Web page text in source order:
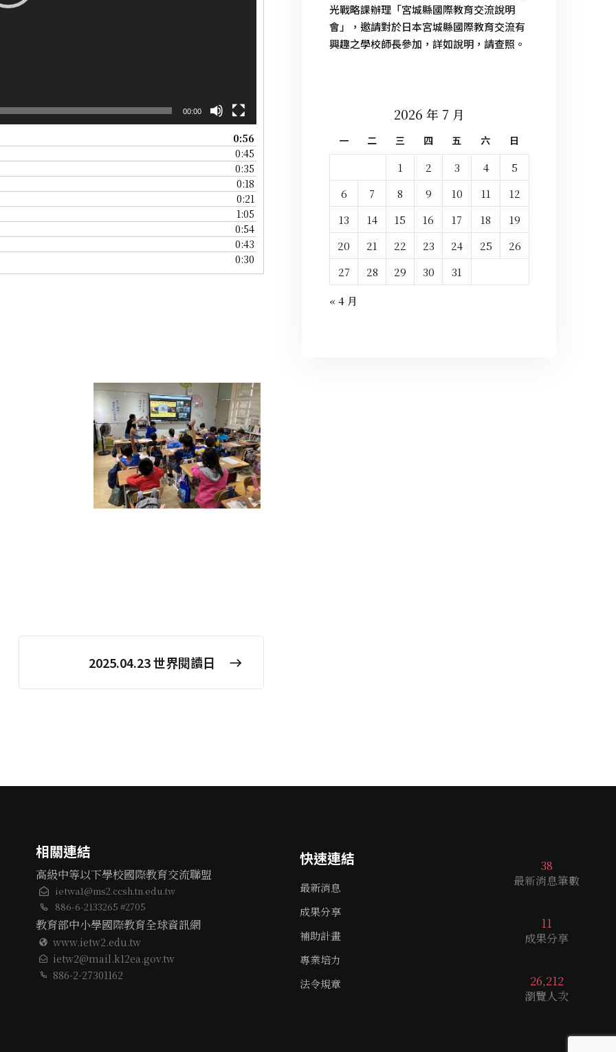
00:00
0:56
0:45
0:35
0:18
0:21
1:05
0:54
0:43
0:30
2025.04.23 世界閱讀日
光戰略課辦理「宮城縣國際教育交流說明
會」，邀請對於日本宮城縣國際教育交流有
興趣之學校師長參加，詳如說明，請查照。
2026 年 7 月
一 二 三 四 五 六 日
1 2 3 4
5
6
7 8 9 10 11
12
13
14 15 16 17 18
19
20
21 22 23 24 25
26
27
28 29 30
31
« 4 月
相關連結
高級中等以下學校國際教育交流聯盟
ietwa1@ms2.ccsh.tn.edu.tw
886-6-2133265 #2705
教育部中小學國際教育全球資訊網
www.ietw2.edu.tw
ietw2@mail.k12ea.gov.tw
886-2-27301162
快速連結
最新消息
成果分享
補助計畫
專業培力
法令規章
38
最新消息筆數
11
成果分享
26,212
瀏覽人次